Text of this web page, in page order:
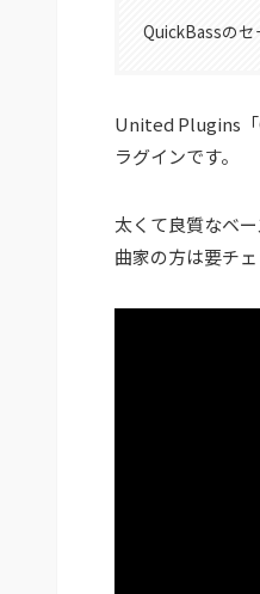
QuickBassの
United Plugins「
ラグインです。
太くて良質なベ
曲家の方は要チ